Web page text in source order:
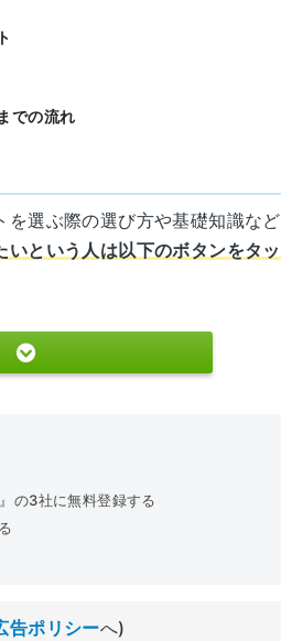
での流れ
選ぶ際の選び方や基礎知識など
という人は以下のボタンをタッ
』の3社に無料登録する
告ポリシーへ)